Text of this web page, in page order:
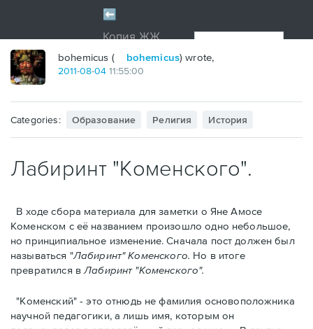
bohemicus ( bohemicus) wrote,
2011-08-04 11:55:00
Categories: Образование Религия История
Лабиринт "Коменского".
В ходе сбора материалa для заметки о Яне Амосе
Коменском с её названием произошло одно небольшое,
но принципиальное изменение. Сначала пост должен был
называться "Лабиринт" Коменского. Но в итоге
превратился вЛабиринт "Коменского".
"Коменский" - это отнюдь не фамилия основоположника
научной педагогики, а лишь имя, которым он